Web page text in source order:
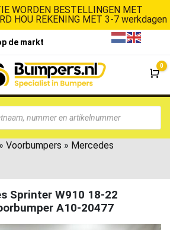
WORDEN BESTELLINGEN MET
HOU REKENING MET 3-7 werkdagen
de markt
0
» Voorbumpers » Mercedes
Sprinter W910 18-22
A10-20477